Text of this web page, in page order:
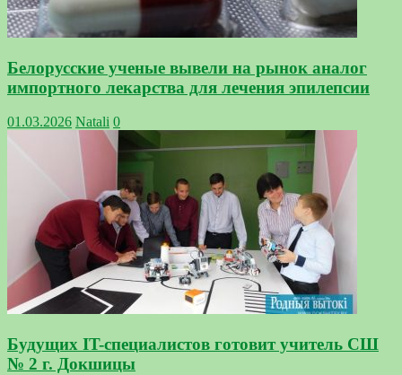
Белорусские ученые вывели на рынок аналог
импортного лекарства для лечения эпилепсии
01.03.2026 Natali 0
Будущих IT-специалистов готовит учитель СШ
№ 2 г. Докшицы